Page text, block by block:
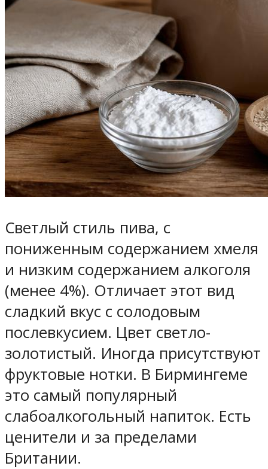
Светлый стиль пива, с
пониженным содержанием хмеля
и низким содержанием алкоголя
(менее 4%). Отличает этот вид
сладкий вкус с солодовым
послевкусием. Цвет светло-
золотистый. Иногда присутствуют
фруктовые нотки. В Бирмингеме
это самый популярный
слабоалкогольный напиток. Есть
ценители и за пределами
Британии.